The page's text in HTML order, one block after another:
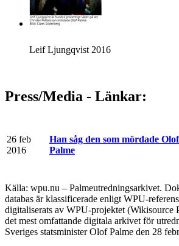
Leif Ljungqvist 2016
Press/Media - Länkar:
26 feb
2016
Han såg den som mördade Olof
Palme
Källa: wpu.nu – Palmeutredningsarkivet.
databas är klassificerade enligt WPU-
digitaliserats av WPU-projektet (Wikisource
det mest omfattande digitala arkivet för
Sveriges statsminister Olof Palme den 28